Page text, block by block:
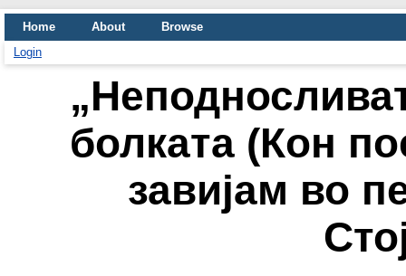
Home About
Browse
Login
болката (Кон
завијам во